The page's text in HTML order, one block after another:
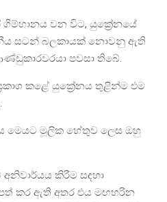
වන විට, යුක්‍රේනයේ
සටන් බලකායක් නොවනු ඇති
පවසා තිබේ.
කළේ යුක්‍රේනය තුළින්ම එම
මෙයට මූලික හේතුව ලෙස ඔහු
අනිවාර්යය කිරීම සඳහා
කර ඇති අතර එය මඟහරින